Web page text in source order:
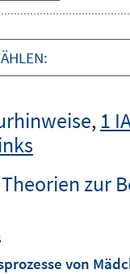
, 1
zur
von